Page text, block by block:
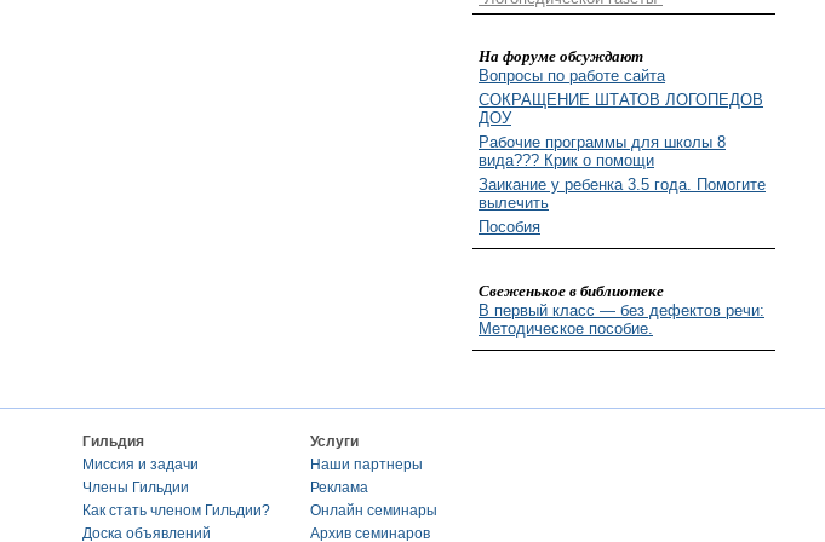
На форуме обсуждают
Вопросы по работе сайта
СОКРАЩЕНИЕ ШТАТОВ ЛОГОПЕДОВ
ДОУ
Рабочие программы для школы 8
вида??? Крик о помощи
Заикание у ребенка 3.5 года. Помогите
вылечить
Пособия
Свеженькое в библиотеке
В первый класс — без дефектов речи:
Методическое пособие.
Гильдия
Миссия и задачи
Члены Гильдии
Как стать членом Гильдии?
Доска объявлений
Услуги
Наши партнеры
Реклама
Онлайн семинары
Архив семинаров